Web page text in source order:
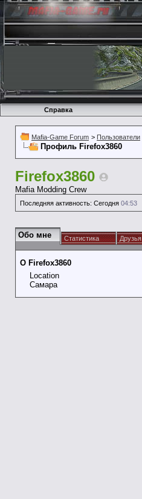
Справка
Mafia-Game Forum > Пользователи
Профиль Firefox3860
Firefox3860
Mafia Modding Crew
Последняя активность: Сегодня 04:53
Обо мне Статистика Друзья
О Firefox3860
Location
Самара